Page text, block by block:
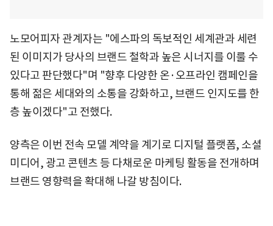
노모어피자 관계자는 "에스파의 독보적인 세계관과 세련
된 이미지가 당사의 브랜드 철학과 높은 시너지를 이룰 수
있다고 판단했다"며 "향후 다양한 온·오프라인 캠페인을
통해 젊은 세대와의 소통을 강화하고, 브랜드 인지도를 한
층 높이겠다"고 전했다.
양측은 이번 전속 모델 계약을 계기로 디지털 플랫폼, 소셜
미디어, 광고 콘텐츠 등 다채로운 마케팅 활동을 전개하며
브랜드 영향력을 확대해 나갈 방침이다.